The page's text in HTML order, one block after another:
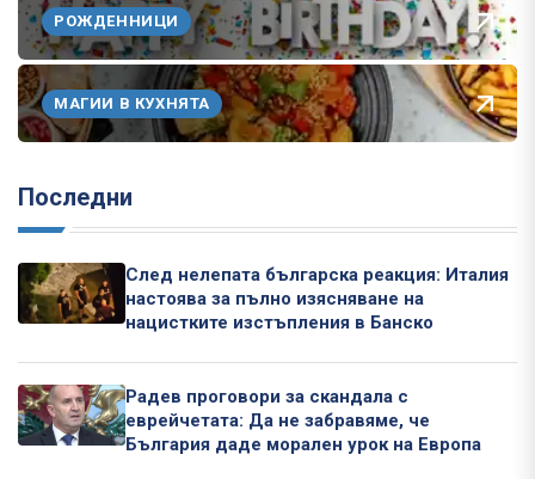
РОЖДЕННИЦИ
МАГИИ В КУХНЯТА
Последни
След нелепата българска реакция: Италия
настоява за пълно изясняване на
нацистките изстъпления в Банско
Радев проговори за скандала с
еврейчетата: Да не забравяме, че
България даде морален урок на Европа